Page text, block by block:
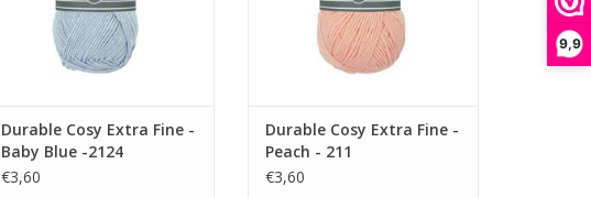
9,9
Durable Cosy Extra Fine -
Baby Blue -2124
€3,60
Durable Cosy Extra Fine -
Peach - 211
€3,60